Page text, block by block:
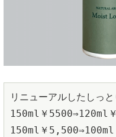
リニューアルしたしっと
150ml￥5500⇒120ml￥
150ml￥5,500⇒100ml